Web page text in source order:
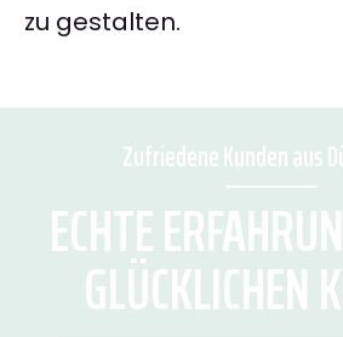
zu gestalten.
Zufriedene Kunden aus
ECHTE
GLÜCKLICHEN